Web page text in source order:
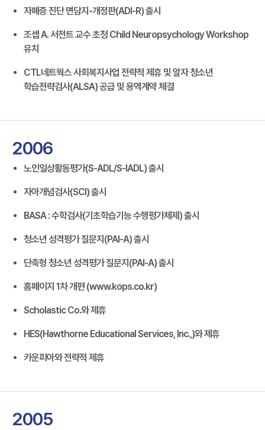
자폐증 진단 면담지-개정판(ADI-R) 출시
조셉 A. 서전트 교수 초청 Child Neuropsychology Workshop
유치
CTL네트웍스 사회복지사업 전략적 제휴 및 알자 청소년
학습전략검사(ALSA) 공급 및 용역계약 체결
2006
노인일상활동평가(S-ADL/S-IADL) 출시
자아개념검사(SCI) 출시
BASA : 수학검사(기초학습기능 수행평가체제) 출시
청소년 성격평가 질문지(PAI-A) 출시
단축형 청소년 성격평가 질문지(PAI-A) 출시
홈페이지 1차 개편 (www.kops.co.kr)
Scholastic Co.와 제휴
HES(Hawthorne Educational Services, Inc.,)와 제휴
카운피아와 전략적 제휴
2005